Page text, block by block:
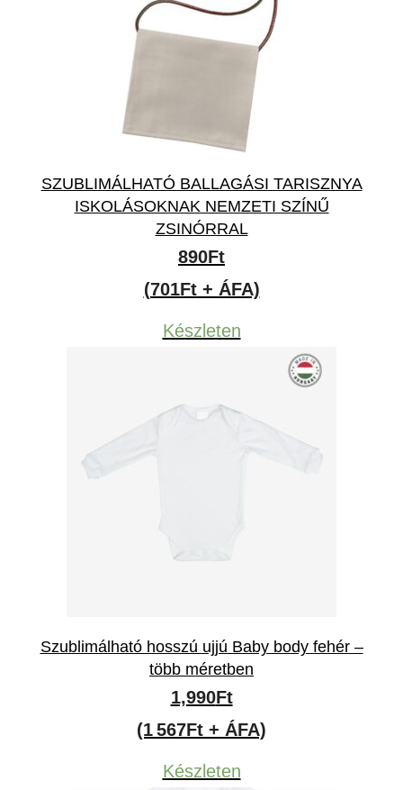
SZUBLIMÁLHATÓ BALLAGÁSI TARISZNYA
ISKOLÁSOKNAK NEMZETI SZÍNŰ
ZSINÓRRAL
890Ft
(701Ft + ÁFA)
Készleten
Szublimálható hosszú ujjú Baby body fehér –
több méretben
1,990Ft
(1 567Ft + ÁFA)
Készleten